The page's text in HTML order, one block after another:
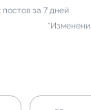
за 7 дней